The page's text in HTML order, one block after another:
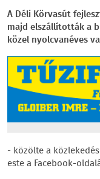
A Déli Körvasút
majd elszállították a
közel nyolcvanéves
- közölte a
este a Facebook-